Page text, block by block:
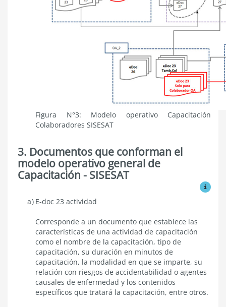
Figura N°3: Modelo operativo Capacitación
Colaboradores SISESAT
3. Documentos que conforman el
modelo operativo general de
Capacitación - SISESAT
Ver
Documentos
conforman
modelo
operativo
general
Capacitación
SISESAT
E-doc 23 actividad
Corresponde a un documento que establece las
características de una actividad de capacitación
como el nombre de la capacitación, tipo de
capacitación, su duración en minutos de
capacitación, la modalidad en que se imparte, su
relación con riesgos de accidentabilidad o agentes
causales de enfermedad y los contenidos
específicos que tratará la capacitación, entre otros.